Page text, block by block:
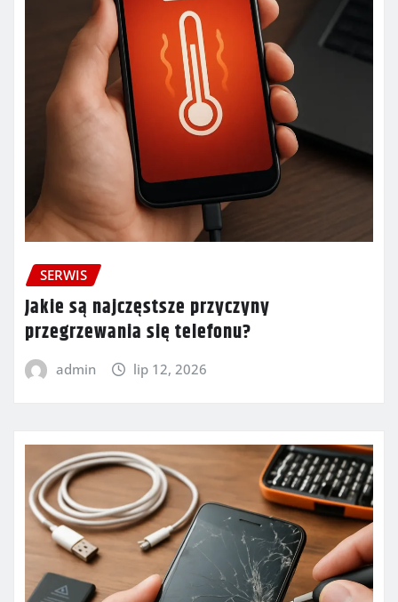
SERWIS
Jakie są najczęstsze przyczyny
przegrzewania się telefonu?
admin lip 12, 2026